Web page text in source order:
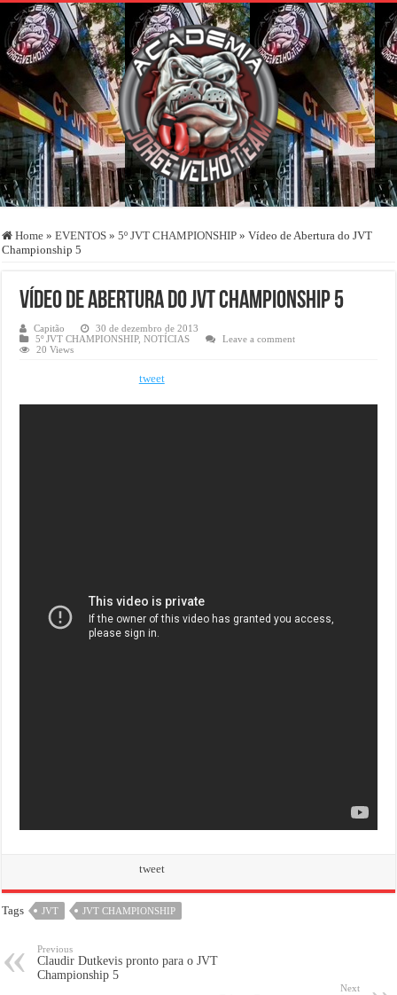
Home » EVENTOS » 5º JVT CHAMPIONSHIP » Vídeo de Abertura do JVT
Championship 5
Vídeo de Abertura do JVT Championship 5
Capitão
30 de dezembro de 2013
5º JVT CHAMPIONSHIP,NOTÍCIAS
Leave a comment
20 Views
tweet
tweet
Tags JVT JVT CHAMPIONSHIP
Previous
Claudir Dutkevis pronto para o JVT
Championship 5
Next